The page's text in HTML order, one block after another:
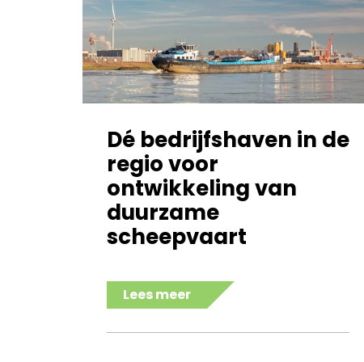
Dé bedrijfshaven in de
regio voor
ontwikkeling van
duurzame
scheepvaart
Lees meer